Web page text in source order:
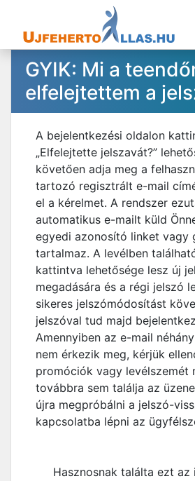
GYIK: Mi a
elfelejtettem a
A bejelentkezési oldalon
„Elfelejtette jelszavát?”
követően adja meg a
tartozó regisztrált e-mail
el a kérelmet. A rendszer
automatikus e-mailt küld
egyedi azonosító linket vagy
tartalmaz. A levélben
kattintva lehetősége lesz új
megadására és a régi jelszó
sikeres jelszómódosítást
jelszóval tud majd
Amennyiben az e-mail
nem érkezik meg, kérjük
promóciók vagy levélszemét
továbbra sem találja az
újra megpróbálni a jelszó-
kapcsolatba lépni az
Hasznosnak találta ezt az